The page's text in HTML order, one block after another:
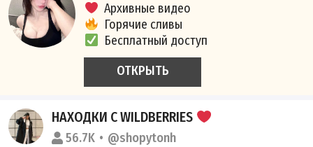
Архивные видео
Горячие сливы
Бесплатный доступ
ОТКРЫТЬ
НАХОДКИ С WILDBERRIES
56.7K @shopytonh